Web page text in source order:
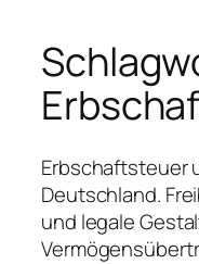
Erbschaftsteuer
Deutschland.
und legale